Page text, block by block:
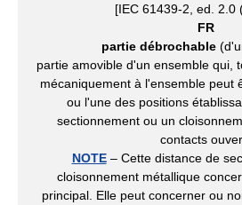
[IEC 61439-2, ed. 2.0
FR
partie débrochable
partie amovible d'un ensemble qui,
mécaniquement à l'ensemble peut
ou l'une des positions
sectionnement ou un
contacts
NOTE– Cette distance de
cloisonnement métallique
principal. Elle peut concerner ou